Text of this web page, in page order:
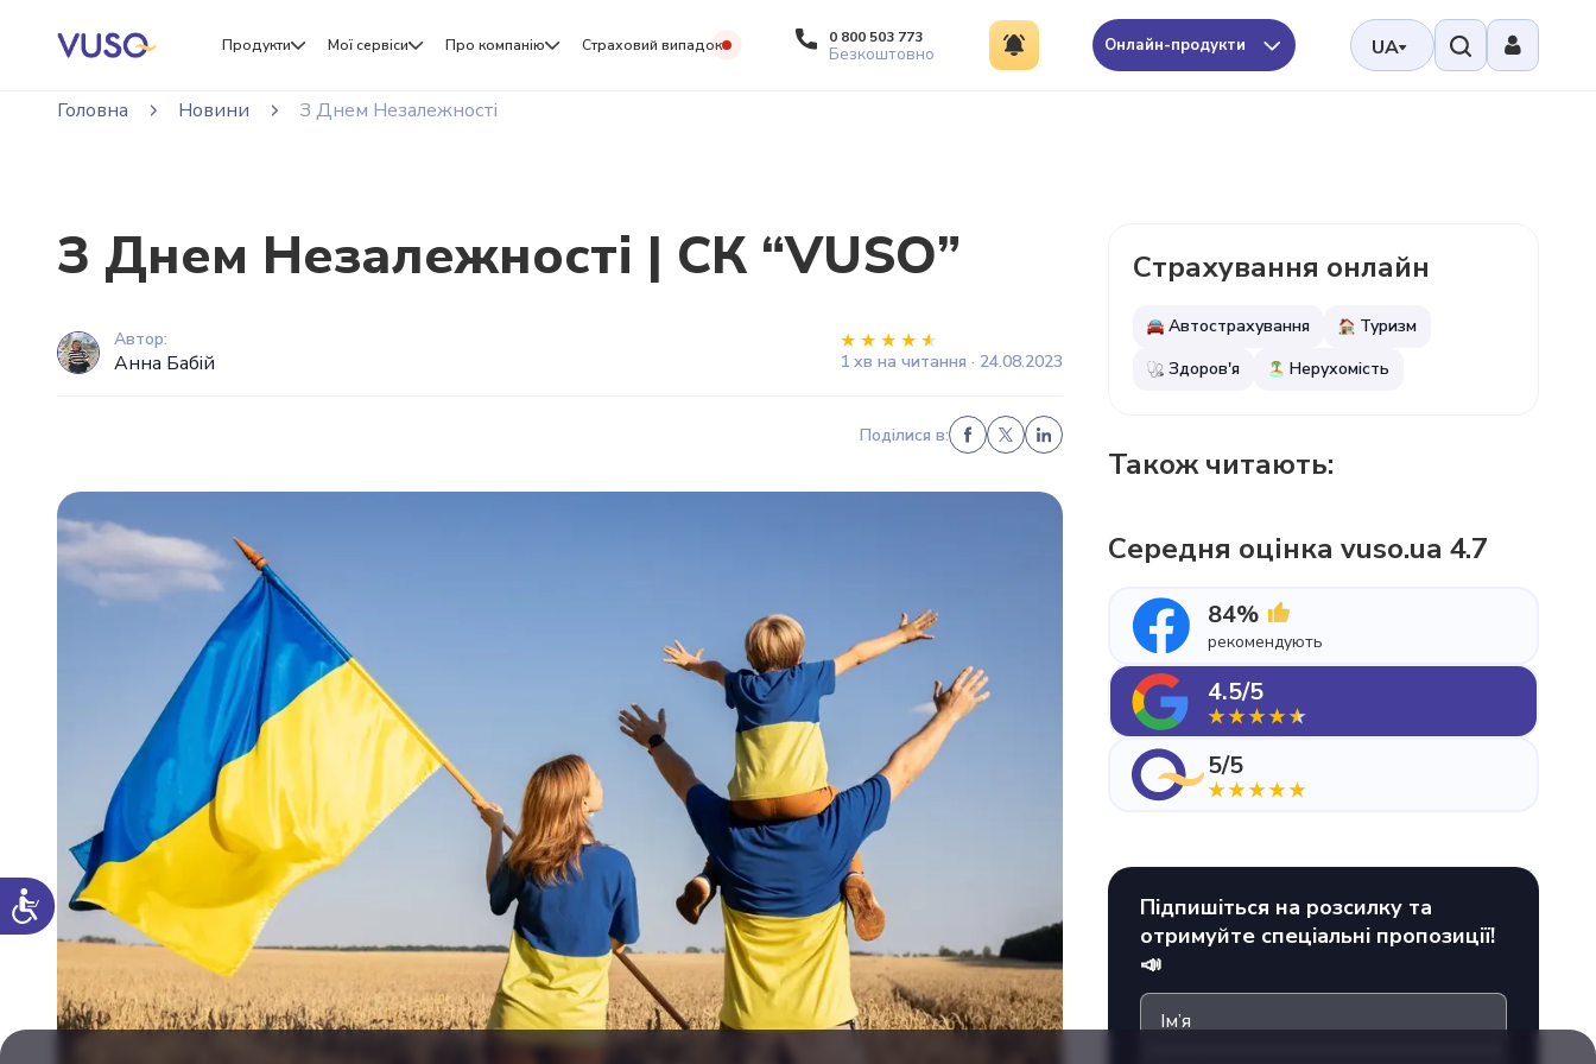
Продукти Мої сервіси Про компанію Страховий випадок 0 800 503 773
Безкоштовно Онлайн-продукти UA
Головна Новини З Днем Незалежності
З Днем Незалежності | СК “VUSO”
Автор:
Анна Бабій 1 хв на читання · 24.08.2023
Поділися в:
Страхування онлайн
Автострахування
Туризм
Здоров'я
Нерухомість
Також читають:
Середня оцінка vuso.ua 4.7
84%
рекомендують
4.5/5
5/5
Підпишіться на розсилку та
отримуйте спеціальні пропозиції!
📣